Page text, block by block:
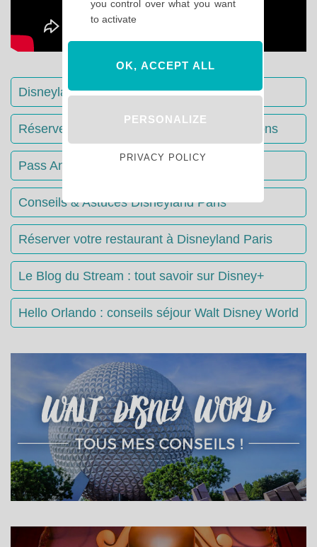
Disneyland Paris : Le guide complet
Réserver votre séjour : toutes les informations
Pass Annuels Disney : informations
Conseils & Astuces Disneyland Paris
Réserver votre restaurant à Disneyland Paris
Le Blog du Stream : tout savoir sur Disney+
Hello Orlando : conseils séjour Walt Disney World
you control over what you want
to activate
OK, ACCEPT ALL
PERSONALIZE
PRIVACY POLICY